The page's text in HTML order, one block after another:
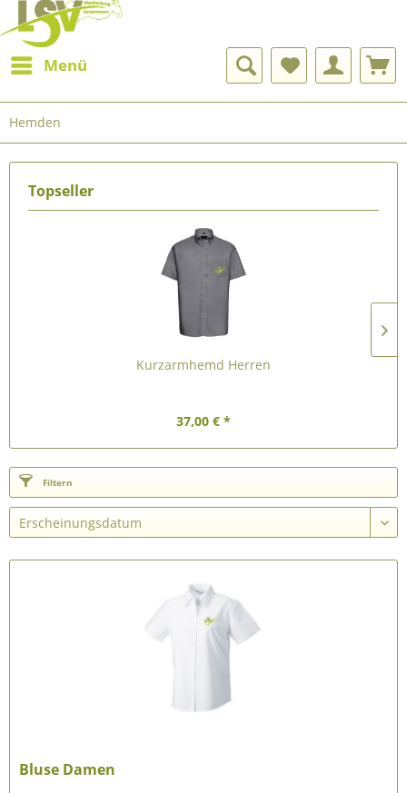
Menü
Hemden
Topseller
Kurzarmhemd Herren
37,00 € *
Filtern
Bluse Damen